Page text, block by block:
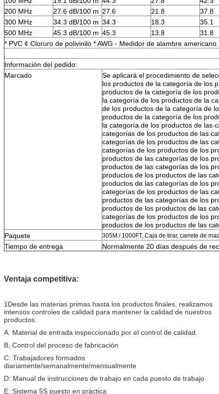
200 MHz
27.6 dB/100 m 27.6 21.8
37.8
300 MHz
34.3 dB/100 m 34.3 18.3
35.1
500 MHz
45.3 dB/100 m 45.3 13.8
31.8
* PVC ¢ Cloruro de polivinilo * AWG - Medidor de alambre americano
Información del pedido:
Marcado
Se aplicará el procedimiento de
los productos de la categoría de los
productos de la categoría de los
la categoría de los productos de la
de los productos de la categoría de
productos de la categoría de los
la categoría de los productos de las
categorías de los productos de las
categorías de los productos de las
categorías de los productos de los
productos de las categorías de los
productos de las categorías de los
productos de los productos de las
productos de las categorías de los
categorías de los productos de las
productos de las categorías de los
productos de los productos de las
categorías de los productos de los
productos de los productos de las
Paquete
305M / 1000FT, Caja de tirar, carrete de
Tiempo de entrega Normalmente 20 días después de
Ventaja competitiva:
1Desde las materias primas hasta los productos finales, realizamos
intensos controles de calidad para mantener la calidad de nuestros
productos:
A. Material de entrada inspeccionado por el control de calidad.
B, Control del proceso de fabricación
C: Trabajadores formados
diariamente/semanalmente/mensualmente
D: Manual de instrucciones de trabajo en cada puesto de trabajo
E: Sistema 5S puesto en práctica